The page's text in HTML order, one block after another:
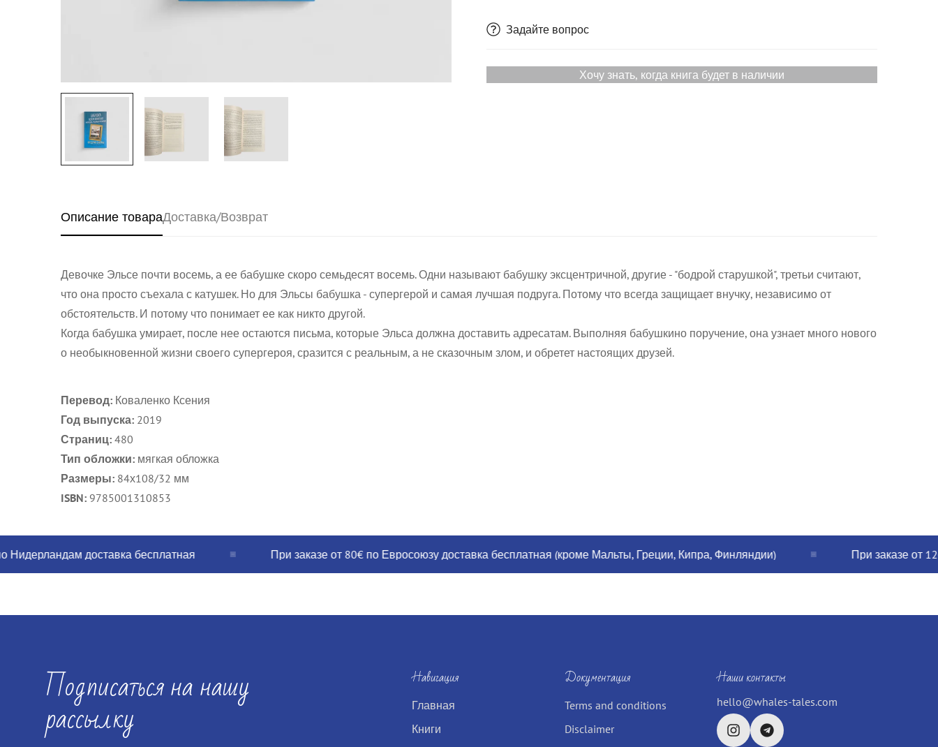
Задайте вопрос
Хочу знать, когда книга будет в наличии
Описание товараДоставка/Возврат
Девочке Эльсе почти восемь, а ее бабушке скоро семьдесят восемь. Одни называют бабушку эксцентричной, другие - "бодрой старушкой", третьи считают,
что она просто съехала с катушек. Но для Эльсы бабушка - супергерой и самая лучшая подруга. Потому что всегда защищает внучку, независимо от
обстоятельств. И потому что понимает ее как никто другой.
Когда бабушка умирает, после нее остаются письма, которые Эльса должна доставить адресатам. Выполняя бабушкино поручение, она узнает много нового
о необыкновенной жизни своего супергероя, сразится с реальным, а не сказочным злом, и обретет настоящих друзей.
Перевод: Коваленко Ксения
Год выпуска: 2019
Страниц: 480
Тип обложки: мягкая обложка
Размеры: 84х108/32 мм
ISBN: 9785001310853
доставка бесплатная При заказе от 80€ по Евросоюзу доставка бесплатная (кроме Мальты, Греции, Кипра, Финляндии) При заказе от
Подписаться на нашу
рассылку
Навигация
Главная
Книги
Документация
Terms and conditions
Disclaimer
Наши контакты
hello@whales-tales.com
Are you 18 years old or older?